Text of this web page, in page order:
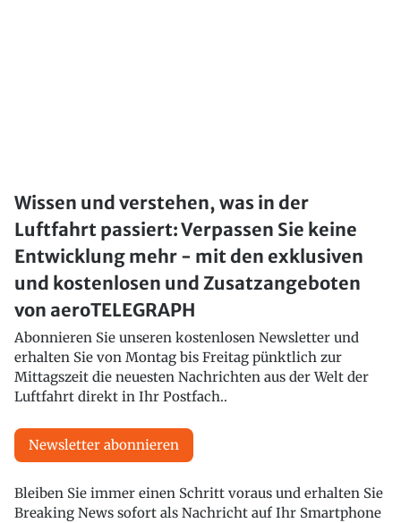
Wissen und verstehen, was in der
Luftfahrt passiert: Verpassen Sie keine
Entwicklung mehr - mit den exklusiven
und kostenlosen und Zusatzangeboten
von aeroTELEGRAPH
Abonnieren Sie unseren kostenlosen Newsletter und
erhalten Sie von Montag bis Freitag pünktlich zur
Mittagszeit die neuesten Nachrichten aus der Welt der
Luftfahrt direkt in Ihr Postfach..
Newsletter abonnieren
Bleiben Sie immer einen Schritt voraus und erhalten Sie
Breaking News sofort als Nachricht auf Ihr Smartphone